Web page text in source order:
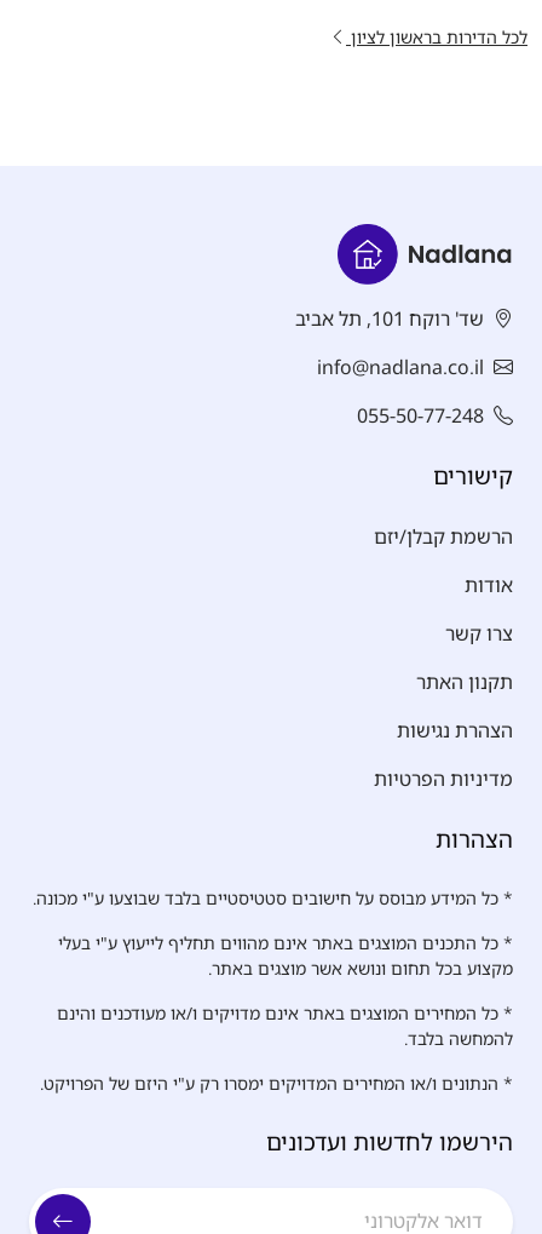
לכל הדירות בראשון לציון
שד' רוקח 101, תל אביב
info@nadlana.co.il
055-50-77-248
קישורים
הרשמת קבלן/יזם
אודות
צרו קשר
תקנון האתר
הצהרת נגישות
מדיניות הפרטיות
הצהרות
* כל המידע מבוסס על חישובים סטטיסטיים בלבד שבוצעו ע"י מכונה.
* כל התכנים המוצגים באתר אינם מהווים תחליף לייעוץ ע"י בעלי
מקצוע בכל תחום ונושא אשר מוצגים באתר.
* כל המחירים המוצגים באתר אינם מדויקים ו/או מעודכנים והינם
להמחשה בלבד.
* הנתונים ו/או המחירים המדויקים ימסרו רק ע"י היזם של הפרויקט.
הירשמו לחדשות ועדכונים